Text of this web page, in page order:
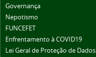
Governança
Nepotismo
FUNCEFET
Enfrentamento à COVID19
Lei Geral de Proteção de Dados